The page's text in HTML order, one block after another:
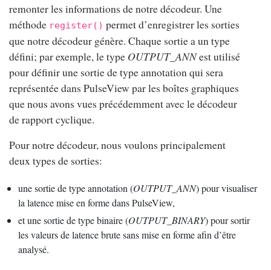
remonter les informations de notre décodeur. Une
méthode register() permet d’enregistrer les sorties
que notre décodeur génère. Chaque sortie a un type
défini; par exemple, le type OUTPUT_ANNest utilisé
pour définir une sortie de type annotation qui sera
représentée dans PulseView par les boîtes graphiques
que nous avons vues précédemment avec le décodeur
de rapport cyclique.
Pour notre décodeur, nous voulons principalement
deux types de sorties:
une sortie de type annotation (OUTPUT_ANN) pour visualiser
la latence mise en forme dans PulseView,
et une sortie de type binaire (OUTPUT_BINARY) pour sortir
les valeurs de latence brute sans mise en forme afin d’être
analysé.